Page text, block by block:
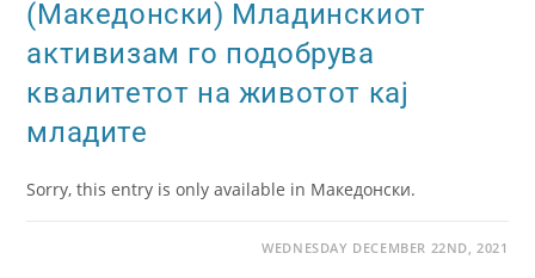
(Македонски) Младинскиот
активизам го подобрува
квалитетот на животот кај
младите
Sorry, this entry is only available in Македонски.
WEDNESDAY DECEMBER 22ND, 2021